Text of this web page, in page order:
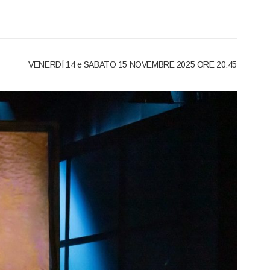
VENERDÌ 14 e SABATO 15 NOVEMBRE 2025 ORE 20:45